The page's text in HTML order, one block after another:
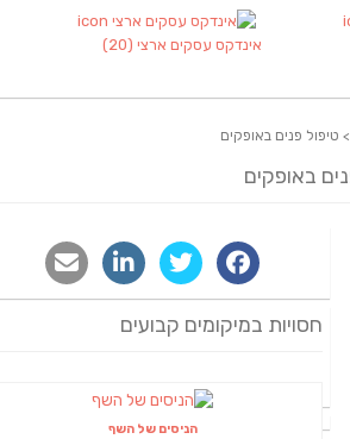
אינדקס עסקים ארצי (20)
> טיפול פנים באופקים
חסויות במיקומים קבועים
הניסים של השף